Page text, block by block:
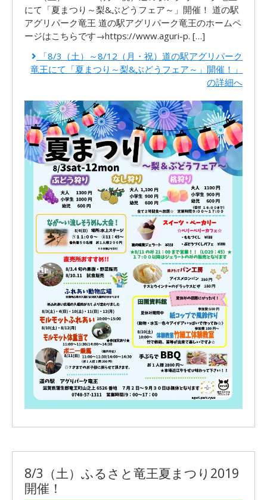
にて「夏まつり～梨&ぶどうフェア～」開催！ 道の駅
アグリパーク竜王 道の駅アグリパーク竜王のホームペ
ージはこちらです→https://www.aguri-p. […]
「8/3（土）～8/12（月・祝）道の駅アグリパーク
竜王にて「夏まつり～梨&ぶどうフェア～」開催！」
の詳細へ
8/3（土）ふるさと竜王夏まつり2019
開催！